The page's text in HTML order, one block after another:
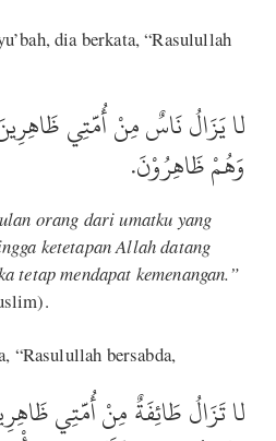
dia berkata, “Rasulullah
لا يَزَالُ نَاسٌ مِنْ أُمَّتِي
وَهُمْ ظَاهِرُوْنَ.
orang dari umatku yang
ketetapan Allah datang
tetap mendapat kemenangan.”
“Rasulullah bersabda,
لا تَزَالُ طَائِفَةٌ مِنْ أُمَّتِي